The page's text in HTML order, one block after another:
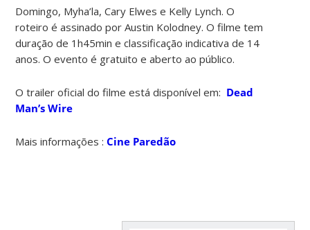
Domingo, Myha’la, Cary Elwes e Kelly Lynch. O
roteiro é assinado por Austin Kolodney. O filme tem
duração de 1h45min e classificação indicativa de 14
anos. O evento é gratuito e aberto ao público.
O trailer oficial do filme está disponível em: Dead
Man’s Wire
Mais informações :Cine Paredão